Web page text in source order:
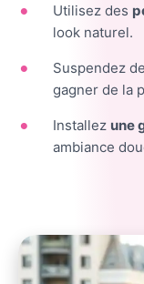
Utilisez des
look naturel.
Suspendez
gagner de la
Installez une
ambiance